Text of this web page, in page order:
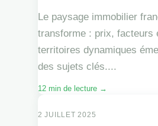
Le paysage immobilier
transforme : prix, facteurs
territoires dynamiques
des sujets clés....
12 min de lecture →
2 JUILLET 2025